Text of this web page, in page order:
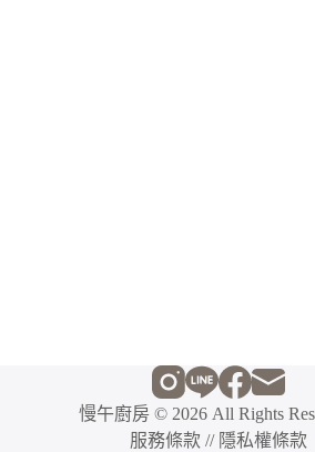
慢午廚房 © 2026 All Rights
服務條款 // 隱私權條款